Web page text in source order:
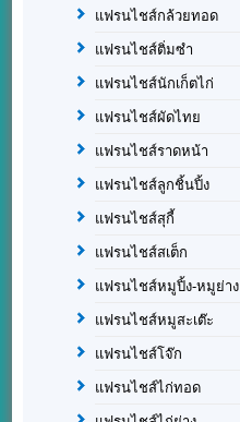
แฟรนไชส์กล้วยทอด
แฟรนไชส์ติ่มซำ
แฟรนไชส์นักเก็ตไก่
แฟรนไชส์ผัดไทย
แฟรนไชส์ราดหน้า
แฟรนไชส์ลูกชิ้นปิ้ง
แฟรนไชส์สุกี้
แฟรนไชส์สเต็ก
แฟรนไชส์หมูปิ้ง-หมูย่าง
แฟรนไชส์หมูสะเต๊ะ
แฟรนไชส์โจ๊ก
แฟรนไชส์ไก่ทอด